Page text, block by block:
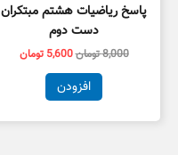
پاسخ ریاضیات هشتم مبتکران
دست دوم
8,000تومان5,600 تومان
افزودن